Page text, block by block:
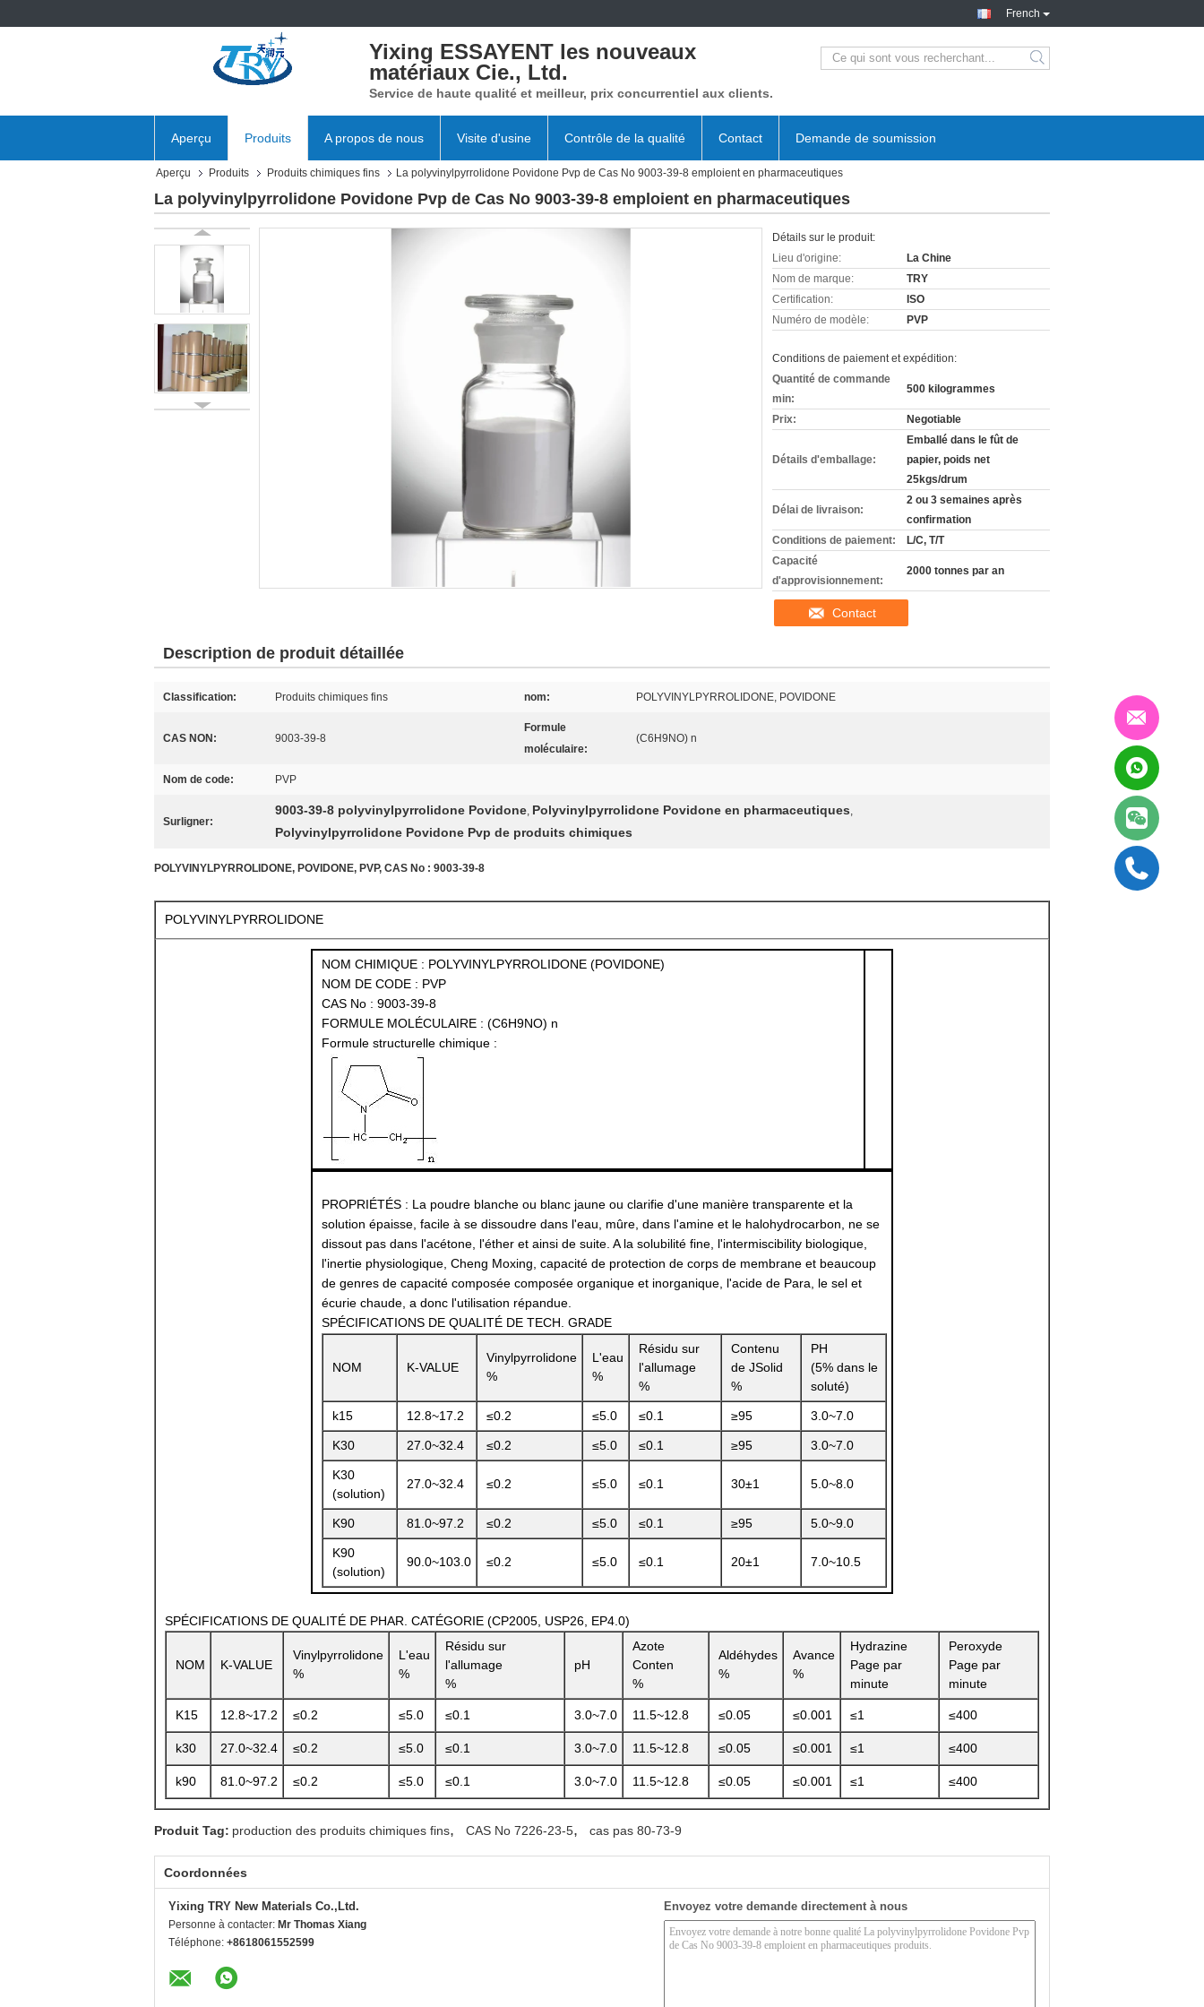
French
Yixing ESSAYENT les nouveaux
matériaux Cie., Ltd.
Service de haute qualité et meilleur, prix concurrentiel aux clients.
Aperçu Produits A propos de nous Visite d'usine Contrôle de la qualité Contact Demande de soumission
Aperçu Produits Produits chimiques fins La polyvinylpyrrolidone Povidone Pvp de Cas No 9003-39-8 emploient en pharmaceutiques
La polyvinylpyrrolidone Povidone Pvp de Cas No 9003-39-8 emploient en pharmaceutiques
Détails sur le produit:
Lieu d'origine:
La Chine
Nom de marque:
TRY
Certification:
ISO
Numéro de modèle:
PVP
Conditions de paiement et expédition:
Quantité de commande
min:
500 kilogrammes
Prix: Negotiable
Détails d'emballage:
Emballé dans le fût de
papier, poids net
25kgs/drum
Délai de livraison:
2 ou 3 semaines après
confirmation
Conditions de paiement:
L/C, T/T
Capacité
d'approvisionnement:
2000 tonnes par an
Contact
Description de produit détaillée
Classification: Produits chimiques fins nom: POLYVINYLPYRROLIDONE, POVIDONE
CAS NON: 9003-39-8
Formule
moléculaire:
(C6H9NO) n
Nom de code: PVP
Surligner:
9003-39-8 polyvinylpyrrolidone Povidone, Polyvinylpyrrolidone Povidone en pharmaceutiques,
Polyvinylpyrrolidone Povidone Pvp de produits chimiques
POLYVINYLPYRROLIDONE, POVIDONE, PVP, CAS No : 9003-39-8
POLYVINYLPYRROLIDONE
NOM CHIMIQUE : POLYVINYLPYRROLIDONE (POVIDONE)
NOM DE CODE : PVP
CAS No : 9003-39-8
FORMULE MOLÉCULAIRE : (C6H9NO) n
Formule structurelle chimique :
PROPRIÉTÉS : La poudre blanche ou blanc jaune ou clarifie d'une manière transparente et la
solution épaisse, facile à se dissoudre dans l'eau, mûre, dans l'amine et le halohydrocarbon, ne se
dissout pas dans l'acétone, l'éther et ainsi de suite. A la solubilité fine, l'intermiscibility biologique,
l'inertie physiologique, Cheng Moxing, capacité de protection de corps de membrane et beaucoup
de genres de capacité composée composée organique et inorganique, l'acide de Para, le sel et
écurie chaude, a donc l'utilisation répandue.
SPÉCIFICATIONS DE QUALITÉ DE TECH. GRADE
NOM K-VALUE
Vinylpyrrolidone
%
L'eau
%
Résidu sur
l'allumage
%
Contenu
de JSolid
%
PH
(5% dans le
soluté)
k15 12.8~17.2 ≤0.2 ≤5.0 ≤0.1 ≥95 3.0~7.0
K30 27.0~32.4 ≤0.2 ≤5.0 ≤0.1 ≥95 3.0~7.0
K30
(solution)
27.0~32.4 ≤0.2 ≤5.0 ≤0.1 30±1 5.0~8.0
K90 81.0~97.2 ≤0.2 ≤5.0 ≤0.1 ≥95 5.0~9.0
K90
(solution)
90.0~103.0 ≤0.2 ≤5.0 ≤0.1 20±1 7.0~10.5
SPÉCIFICATIONS DE QUALITÉ DE PHAR. CATÉGORIE (CP2005, USP26, EP4.0)
NOM K-VALUE
Vinylpyrrolidone
%
L'eau
%
Résidu sur
l'allumage
%
pH
Azote
Conten
%
Aldéhydes
%
Avance
%
Hydrazine
Page par
minute
Peroxyde
Page par
minute
K15 12.8~17.2 ≤0.2 ≤5.0 ≤0.1 3.0~7.0 11.5~12.8 ≤0.05 ≤0.001 ≤1 ≤400
k30 27.0~32.4 ≤0.2 ≤5.0 ≤0.1 3.0~7.0 11.5~12.8 ≤0.05 ≤0.001 ≤1 ≤400
k90 81.0~97.2 ≤0.2 ≤5.0 ≤0.1 3.0~7.0 11.5~12.8 ≤0.05 ≤0.001 ≤1 ≤400
Produit Tag: production des produits chimiques fins, CAS No 7226-23-5, cas pas 80-73-9
Coordonnées
Yixing TRY New Materials Co.,Ltd.
Personne à contacter: Mr Thomas Xiang
Téléphone: +8618061552599
Envoyez votre demande directement à nous